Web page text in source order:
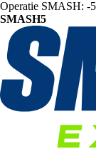
Operatie SMASH: -
SMASH5